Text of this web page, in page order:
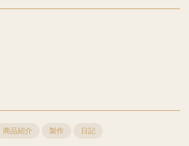
商品紹介 製作 日記